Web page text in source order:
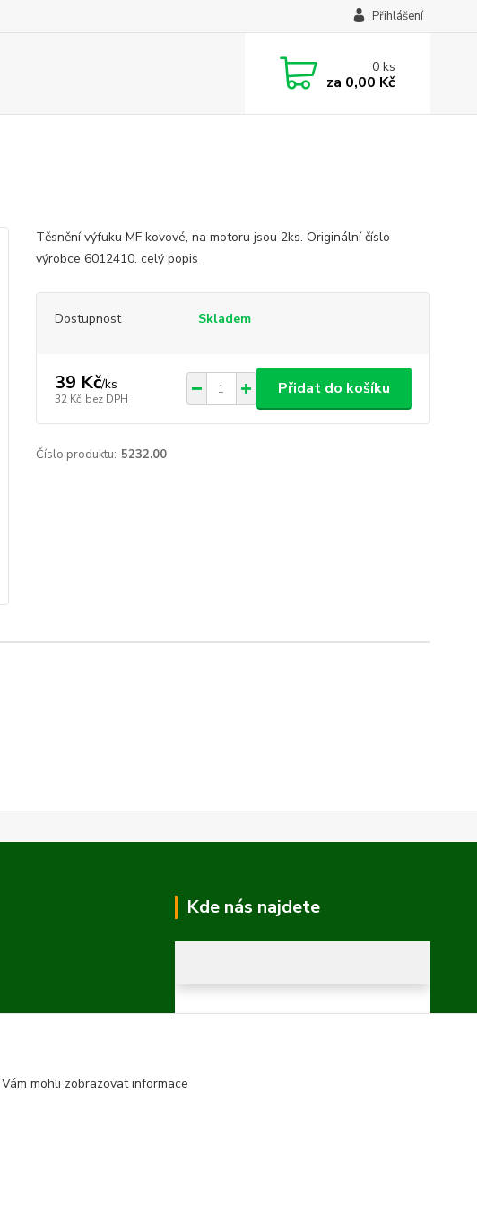
Přihlášení
0ks
za 0,00 Kč
Těsnění výfuku MF kovové, na motoru jsou 2ks. Originální číslo
výrobce 6012410. celý popis
Dostupnost Skladem
39 Kč/ks
32 Kč bez DPH
Přidat do košíku
Číslo produktu: 5232.00
Kde nás najdete
mohli zobrazovat informace